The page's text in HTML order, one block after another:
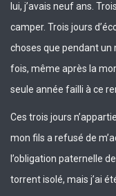
lui, j’avais neuf ans.
camper. Trois jours
choses que pendant un
fois, même après la
seule année failli à ce
Ces trois jours
mon fils a refusé de
l’obligation paternelle
torrent isolé, mais j’ai